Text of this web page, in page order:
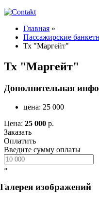
Главная »
Пассажирские
Тх "Маргейт"
Тх "Маргейт"
Дополнительная
цена: 25 000
Цена: 25 000 р.
Заказать
Оплатить
Введите сумму оплаты
»
Галерея изображений